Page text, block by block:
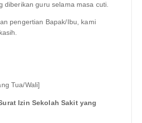
diberikan guru selama masa cuti.
pengertian Bapak/Ibu, kami
Tua/Wali]
Izin Sekolah Sakit yang